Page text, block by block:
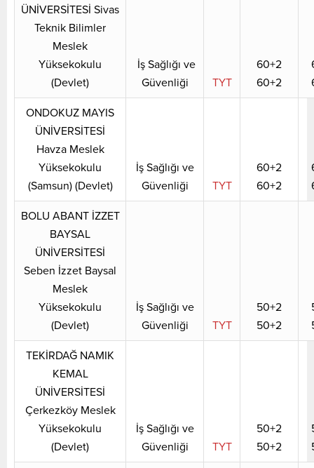
ÜNİVERSİTESİ Sivas
Teknik Bilimler
Meslek
Yüksekokulu
(Devlet)
İş Sağlığı ve
Güvenliği
TYT
60+2
60+2
ONDOKUZ MAYIS
ÜNİVERSİTESİ
Havza Meslek
Yüksekokulu
(Samsun) (Devlet)
İş Sağlığı ve
Güvenliği
TYT
60+2
60+2
BOLU ABANT İZZET
BAYSAL
ÜNİVERSİTESİ
Seben İzzet Baysal
Meslek
Yüksekokulu
(Devlet)
İş Sağlığı ve
Güvenliği
TYT
50+2
50+2
TEKİRDAĞ NAMIK
KEMAL
ÜNİVERSİTESİ
Çerkezköy Meslek
Yüksekokulu
(Devlet)
İş Sağlığı ve
Güvenliği
TYT
50+2
50+2